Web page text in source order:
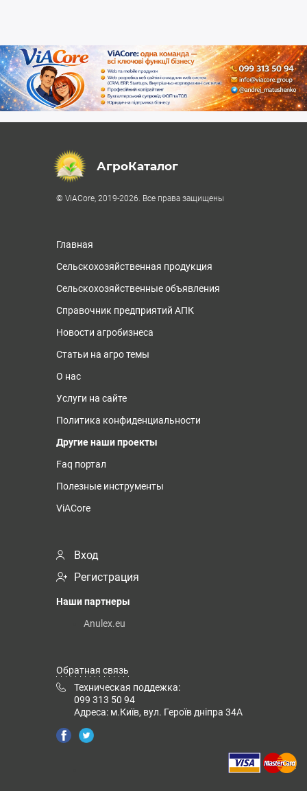
АгроКаталог
© ViACore, 2019-2026. Все права защищены
Главная
Сельскохозяйственная продукция
Сельскохозяйственные объявления
Справочник предприятий АПК
Новости агробизнеса
Статьи на агро темы
О нас
Услуги на сайте
Политика конфиденциальности
Другие наши проекты
Faq портал
Полезные инструменты
ViACore
Вход
Регистрация
Наши партнеры
Anulex.eu
Обратная связь
Техническая поддежка:
099 313 50 94
Адреса: м.Київ, вул. Героїв дніпра 34А